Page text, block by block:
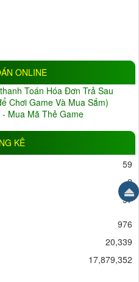
Thỏa thuận(22)
2 tháng(0)
4 tháng
6 tháng(6)
ONLINE
Toán Hóa Đơn Trả Sau
Chơi Game Và Mua Sắm)
Mua Mã Thẻ Game
KÊ
59
2
57
976
20,339
17,879,352